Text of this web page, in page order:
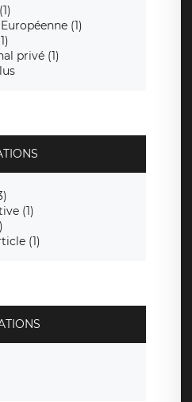
(1)
privé (1)
(1)
(1)